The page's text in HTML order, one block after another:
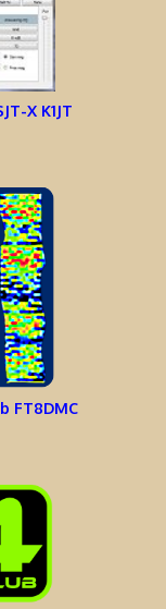
X K1JT
FT8DMC